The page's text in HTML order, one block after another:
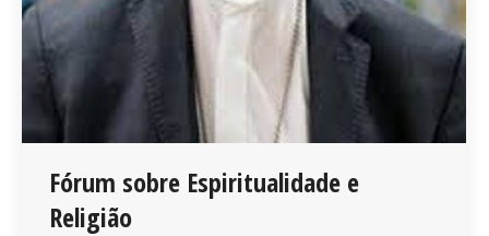
Fórum sobre Espiritualidade e
Religião